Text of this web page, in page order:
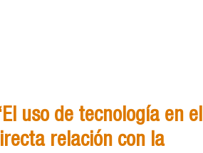
uso de tecnología en el
relación con la